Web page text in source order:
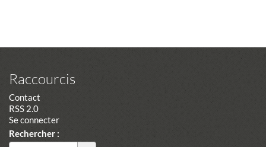
Raccourcis
Contact
RSS 2.0
Se connecter
Rechercher :